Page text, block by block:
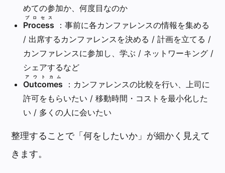
めての参加か、何度目なのか
Process
プロセス
：事前に各カンファレンスの情報を集める
/ 出席するカンファレンスを決める / 計画を立てる /
カンファレンスに参加し、学ぶ / ネットワーキング /
シェアするなど
Outcomes
アウトカム
：カンファレンスの比較を行い、上司に
許可をもらいたい / 移動時間・コストを最小化した
い / 多くの人に会いたい
整理することで「何をしたいか」が細かく見えて
きます。